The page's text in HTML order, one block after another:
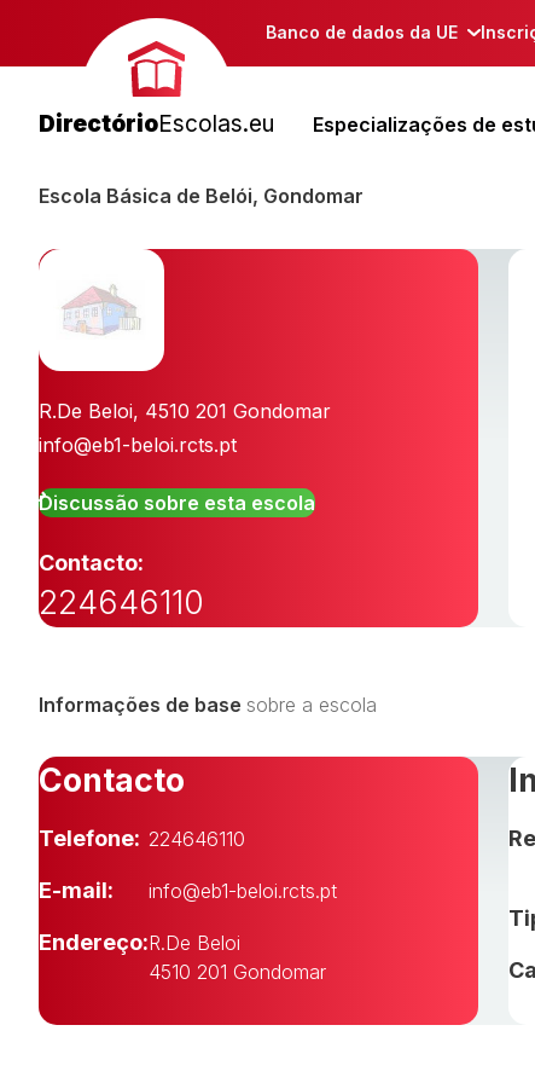
Banco de dados da UE
DirectórioEscolas.eu Especializações de
Escola Básica de Belói, Gondomar
R.De Beloi, 4510 201 Gondomar
info@eb1-beloi.rcts.pt
Discussão sobre esta escola
Contacto:
224646110
Informações de base sobre a escola
Contacto
Telefone: 224646110
E-mail: info@eb1-beloi.rcts.pt
Endereço:R.De Beloi
4510 201 Gondomar